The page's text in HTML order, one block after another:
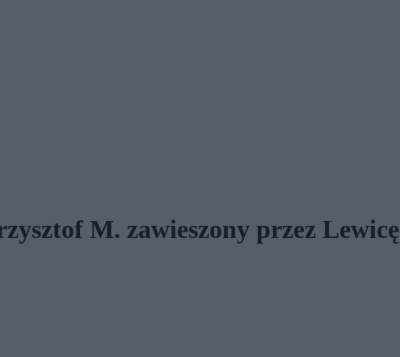
M. zawieszony przez Lewicę